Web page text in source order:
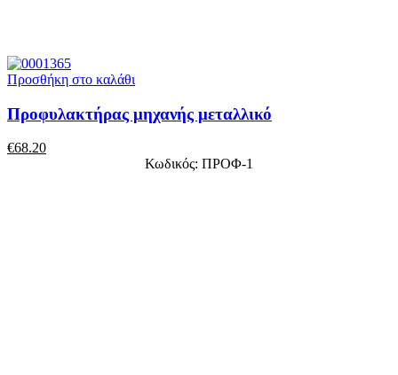
Προσθήκη στο καλάθι
Προφυλακτήρας μηχανής μεταλλικό
€68.20
Κωδικός: ΠΡΟΦ-1